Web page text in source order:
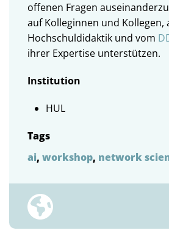
offenen Fragen
auf Kolleginnen und Kollegen,
Hochschuldidaktik und vom
ihrer Expertise unterstützen.
Institution
HUL
Tags
ai, workshop, network